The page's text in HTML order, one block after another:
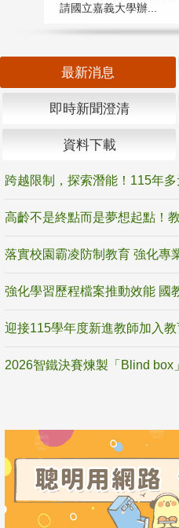
請國立嘉義大學辦...
最新消息
即時新聞澄清
資料下載
落實校園霸凌防制教育 強化專
2026智鐵決賽煉製「Blind box